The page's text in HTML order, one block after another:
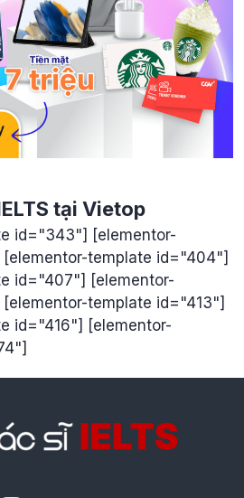
tại Vietop
id="343"] [elementor-
template id="404"]
id="407"] [elementor-
template id="413"]
id="416"] [elementor-